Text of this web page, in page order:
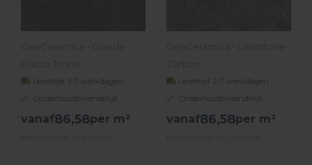
GeoCeramica - Grande
Piazza Torino
Levertijd: 2-7 werkdagen
Onderhoudsvriendelijk
vanaf86,58per m²
GeoCeramica - Landstone
Carbon
Levertijd: 2-7 werkdagen
Onderhoudsvriendelijk
vanaf86,58per m²